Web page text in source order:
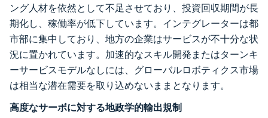
ング人材を依然として不足させており、投資回収期間が長
期化し、稼働率が低下しています。インテグレーターは都
市部に集中しており、地方の企業はサービスが不十分な状
況に置かれています。加速的なスキル開発またはターンキ
ーサービスモデルなしには、グローバルロボティクス市場
は相当な潜在需要を取り込めないままとなります。
高度なサーボに対する地政学的輸出規制